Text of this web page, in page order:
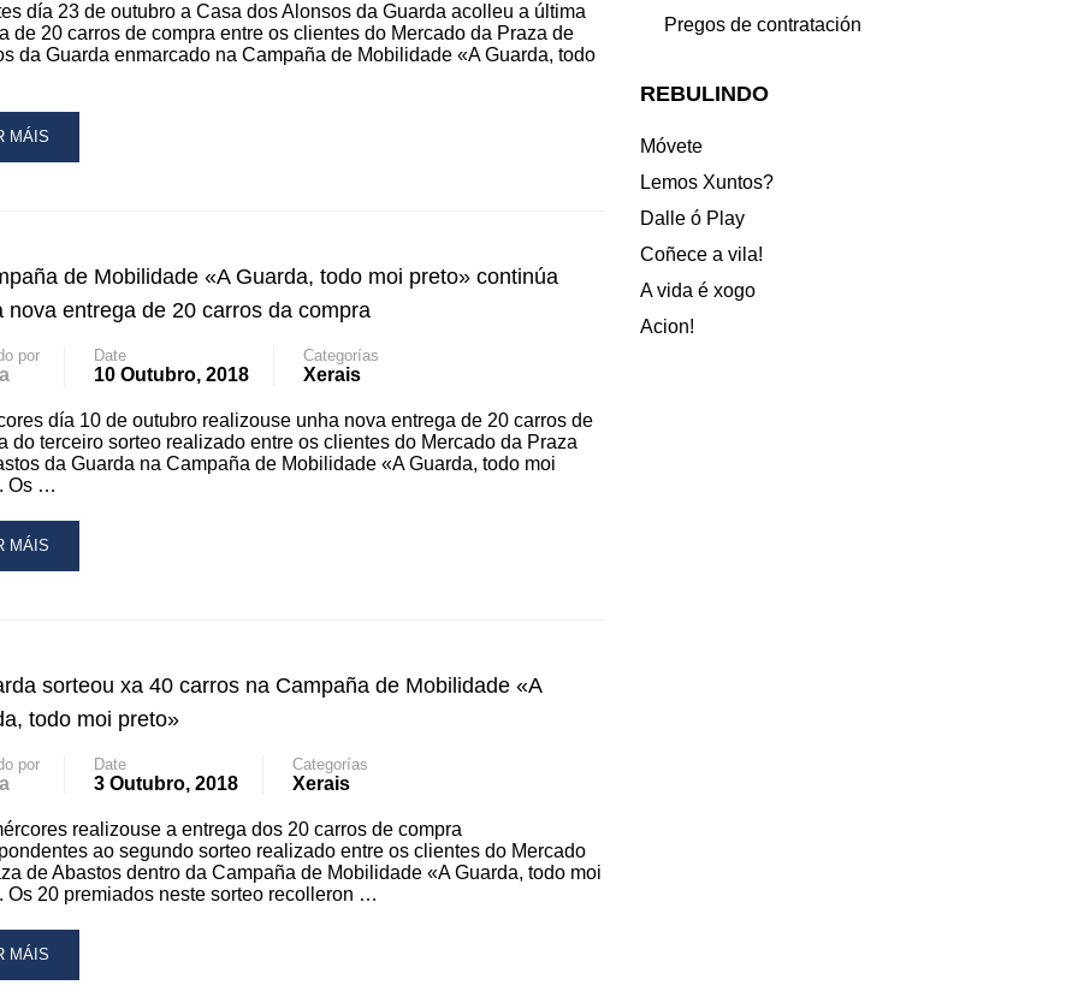
día 23 de outubro a Casa dos Alonsos da Guarda acolleu a última
de 20 carros de compra entre os clientes do Mercado da Praza de
da Guarda enmarcado na Campaña de Mobilidade «A Guarda, todo
MÁIS
de Mobilidade «A Guarda, todo moi preto» continúa
nova entrega de 20 carros da compra
por Date
10 Outubro, 2018
Categorías
Xerais
día 10 de outubro realizouse unha nova entrega de 20 carros de
do terceiro sorteo realizado entre os clientes do Mercado da Praza
da Guarda na Campaña de Mobilidade «A Guarda, todo moi
Os …
MÁIS
sorteou xa 40 carros na Campaña de Mobilidade «A
todo moi preto»
por Date
3 Outubro, 2018
Categorías
Xerais
realizouse a entrega dos 20 carros de compra
ao segundo sorteo realizado entre os clientes do Mercado
de Abastos dentro da Campaña de Mobilidade «A Guarda, todo moi
Os 20 premiados neste sorteo recolleron …
MÁIS
Pregos de contratación
REBULINDO
Móvete
Lemos Xuntos?
Dalle ó Play
Coñece a vila!
A vida é xogo
Acion!